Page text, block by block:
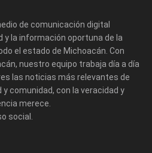
de comunicación digital
y la información oportuna de la
el estado de Michoacán. Con
nuestro equipo trabaja día a día
las noticias más relevantes de
comunidad, con la veracidad y
merece.
social.